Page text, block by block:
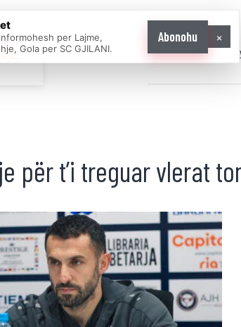
Home News
për t’i treguar vlerat
per Lajme,
Gola per SC GJILANI.
Abonohu ×